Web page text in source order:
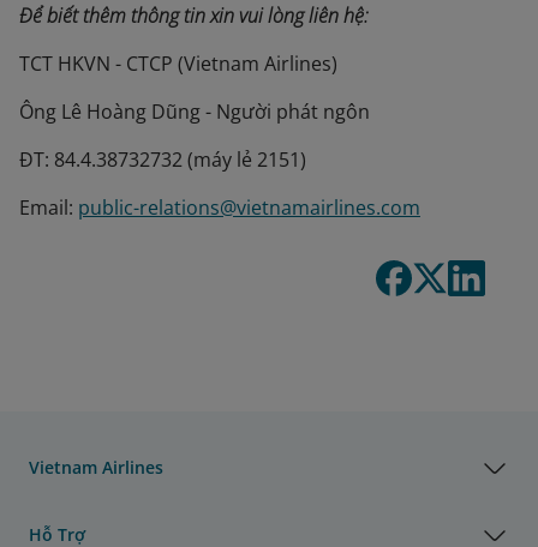
Để biết thêm thông tin xin vui lòng liên hệ:
TCT HKVN - CTCP (Vietnam Airlines)
Ông Lê Hoàng Dũng - Người phát ngôn
ĐT: 84.4.38732732 (máy lẻ 2151)
Email: public-relations@vietnamairlines.com
Vietnam Airlines
Hỗ Trợ